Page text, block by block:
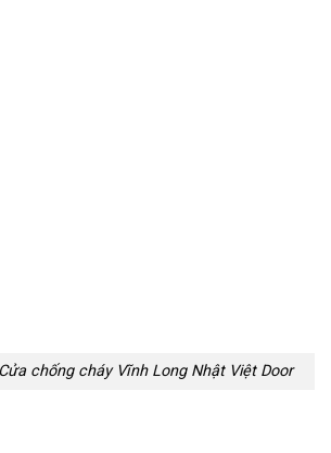
chống cháy Vĩnh Long Nhật Việt Door